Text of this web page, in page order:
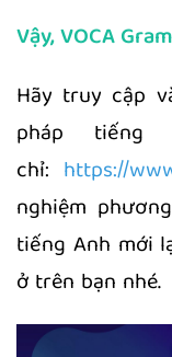
Vậy, VOCA
Hãy truy cập
pháp
chỉ: https://
nghiệm
tiếng Anh mới
ở trên bạn nhé.